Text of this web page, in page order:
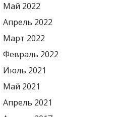
Май 2022
Апрель 2022
Март 2022
Февраль 2022
Июль 2021
Май 2021
Апрель 2021